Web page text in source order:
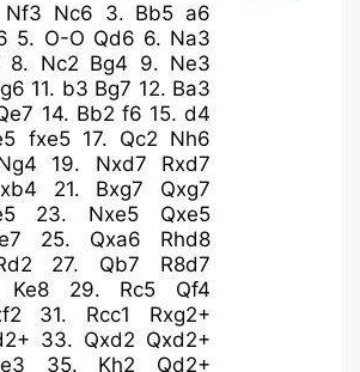
Nf3 Nc6 3. Bb5 a6
5. O-O Qd6 6. Na3
8. Nc2 Bg4 9. Ne3
g6 11. b3 Bg7 12. Ba3
14. Bb2 f6 15. d4
fxe5 17. Qc2 Nh6
19. Nxd7
Rxd7
21. Bxg7
Qxg7
23. Nxe5
Qxe5
25. Qxa6
Rhd8
27. Qb7
R8d7
Ke8 29. Rc5
Qf4
31. Rcc1
Rxg2+
33. Qxd2 Qxd2+
35. Kh2
Qd2+